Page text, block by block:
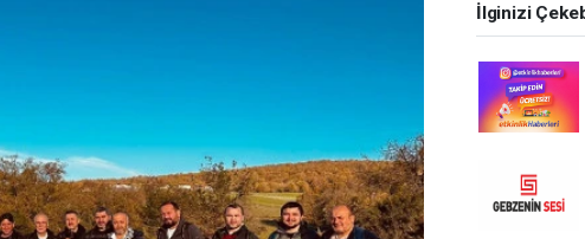
İlginizi